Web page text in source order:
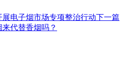
电子烟市场专项整治行动下一篇
代替香烟吗？